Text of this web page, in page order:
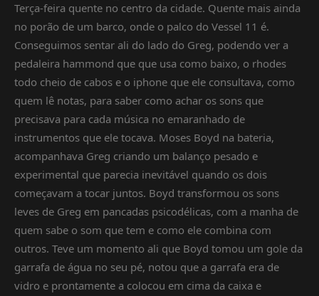
Terça-feira quente no centro da cidade. Quente mais ainda
no porão de um barco, onde o palco do Vessel 11 é.
Conseguimos sentar ali do lado do Greg, podendo ver a
pedaleira hammond que que usa como baixo, o rhodes
todo cheio de cabos e o iphone que ele consultava, como
quem lê notas, para saber como achar os sons que
precisava para cada música no emaranhado de
instrumentos que ele tocava. Moses Boyd na bateria,
acompanhava Greg criando um balanço pesado e
experimental que parecia inevitável quando os dois
começavam a tocar juntos. Boyd transformou os sons
leves de Greg em pancadas psicodélicas, com a manha de
quem sabe o som que tem e como ele combina com
outros. Teve um momento ali que Boyd tomou um gole da
garrafa de água no seu pé, notou que a garrafa era de
vidro e prontamente a colocou em cima da caixa e